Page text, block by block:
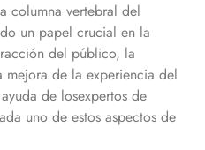
columna vertebral del
un papel crucial en la
del público, la
de la experiencia del
de losexpertos de
uno de estos aspectos de